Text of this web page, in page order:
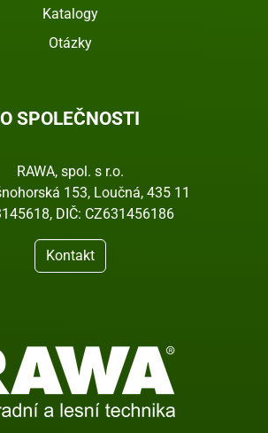
Katalogy
Otázky
O SPOLEČNOSTI
RAWA, spol. s r.o.
153, Loučná, 435 11
DIČ: CZ631456186
Kontakt